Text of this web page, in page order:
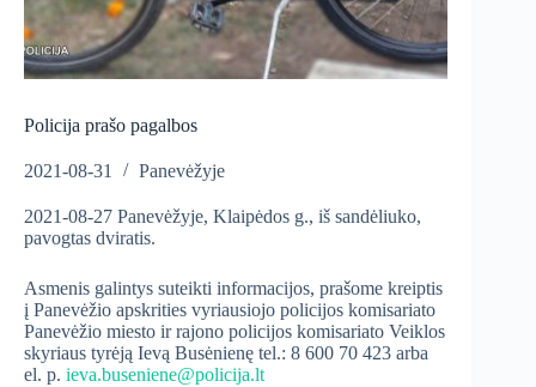
Policija prašo pagalbos
2021-08-31 Panevėžyje
2021-08-27 Panevėžyje, Klaipėdos g., iš sandėliuko,
pavogtas dviratis.
Asmenis galintys suteikti informacijos, prašome kreiptis
į Panevėžio apskrities vyriausiojo policijos komisariato
Panevėžio miesto ir rajono policijos komisariato Veiklos
skyriaus tyrėją Ievą Busėnienę tel.: 8 600 70 423 arba
el. p. ieva.buseniene@policija.lt